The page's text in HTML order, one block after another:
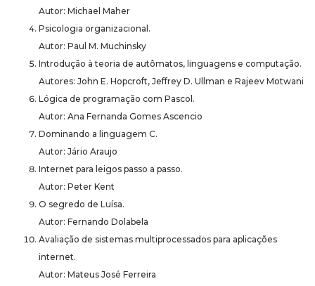
Autor: Michael Maher
Psicologia organizacional.
Autor: Paul M. Muchinsky
Introdução à teoria de autômatos, linguagens e computação.
Autores: John E. Hopcroft, Jeffrey D. Ullman e Rajeev Motwani
Lógica de programação com Pascol.
Autor: Ana Fernanda Gomes Ascencio
Dominando a linguagem C.
Autor: Jário Araujo
Internet para leigos passo a passo.
Autor: Peter Kent
O segredo de Luísa.
Autor: Fernando Dolabela
Avaliação de sistemas multiprocessados para aplicações
internet.
Autor: Mateus José Ferreira